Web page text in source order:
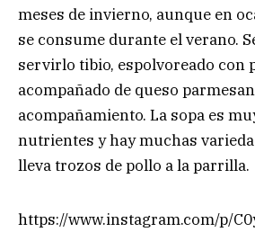
meses de invierno, aunque en
se consume durante el verano.
servirlo tibio, espolvoreado con
acompañado de queso
acompañamiento. La sopa es
nutrientes y hay muchas
lleva trozos de pollo a la parrilla.
https://www.instagram.com/p/